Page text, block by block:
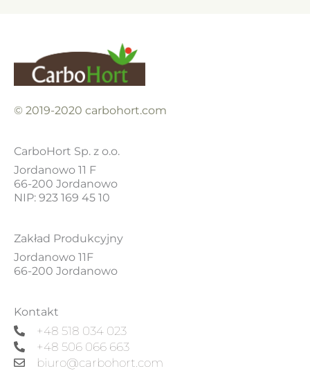
© 2019-2020 carbohort.com
CarboHort Sp. z o.o.
Jordanowo 11 F
66-200 Jordanowo
NIP: 923 169 45 10
Zakład Produkcyjny
Jordanowo 11F
66-200 Jordanowo
Kontakt
+48 518 034 023
+48 506 066 663
biuro@carbohort.com